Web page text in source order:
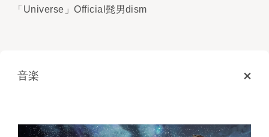
「Universe」Official髭男dism
音楽